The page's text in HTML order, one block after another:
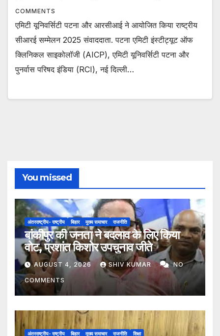
COMMENTS
एमिटी यूनिवर्सिटी पटना और आरसीआई ने आयोजित किया राष्ट्रीय
सीआरई सम्मेलन 2025 संवाददाता. पटना एमिटी इंस्टीट्यूट ऑफ
क्लिनिकल साइकोलॉजी (AICP), एमिटी यूनिवर्सिटी पटना और
पुनर्वास परिषद इंडिया (RCI), नई दिल्ली…
You missed
अंतरराष्ट्रीय- राष्ट्रीय बिहार मुख्य समाचार राजनीति
बांकीपुर की जनता ने बदलाव के लिए किया
वोट, प्रशांत किशोर उपचुनाव जीते
AUGUST 4, 2026 SHIV KUMAR NO
COMMENTS
अंतरराष्ट्रीय- राष्ट्रीय बिहार मुख्य समाचार राजनीति शिक्षा